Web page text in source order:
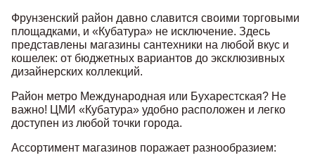
Фрунзенский район давно славится своими торговыми
площадками, и «Кубатура» не исключение. Здесь
представлены магазины сантехники на любой вкус и
кошелек: от бюджетных вариантов до эксклюзивных
дизайнерских коллекций.
Район метро Международная или Бухарестская? Не
важно! ЦМИ «Кубатура» удобно расположен и легко
доступен из любой точки города.
Ассортимент магазинов поражает разнообразием: